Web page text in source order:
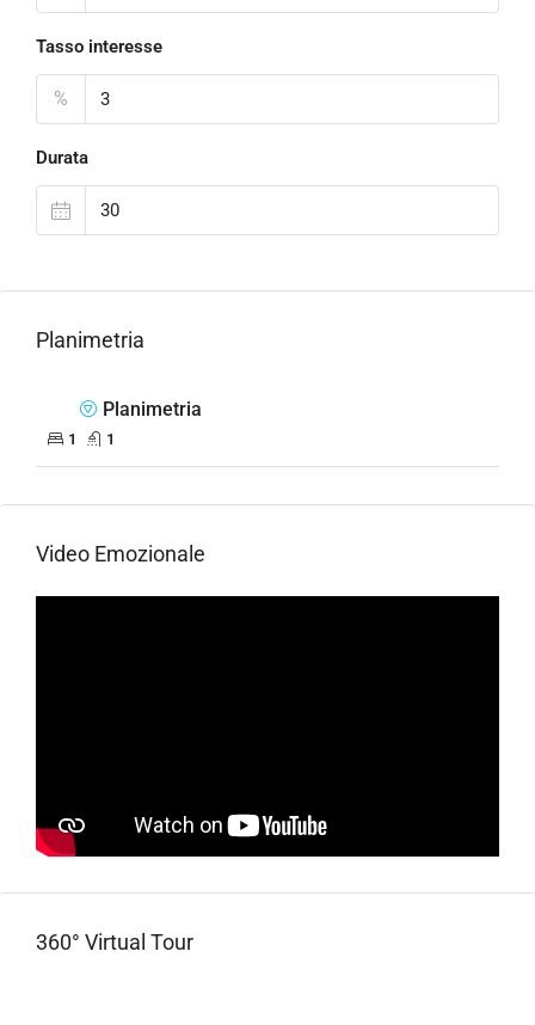
Tasso interesse
%
Durata
Planimetria
Planimetria
1 1
Video Emozionale
360° Virtual Tour